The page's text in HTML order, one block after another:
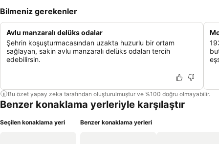
Bilmeniz gerekenler
Avlu manzaralı delüks odalar
Şehrin koşuşturmacasından uzakta huzurlu bir ortam
sağlayan, sakin avlu manzaralı delüks odaları tercih
edebilirsin.
Bu özet yapay zeka tarafından oluşturulmuştur ve %100 doğru olmayabilir.
Benzer konaklama yerleriyle karşılaştır
Seçilen konaklama yeri Benzer konaklama yerleri